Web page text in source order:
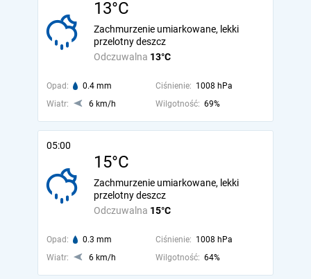
13°C
Odczuwalna 13°C
Zachmurzenie umiarkowane, lekki
przelotny deszcz
Opad: 0.4 mm Ciśnienie: 1008 hPa
Wiatr:
6 km/h Wilgotność: 69%
05:00
15°C
Odczuwalna 15°C
Zachmurzenie umiarkowane, lekki
przelotny deszcz
Opad: 0.3 mm Ciśnienie: 1008 hPa
Wiatr:
6 km/h Wilgotność: 64%